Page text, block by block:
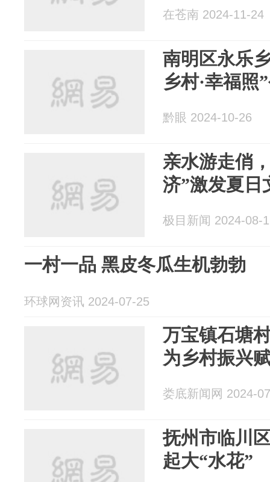
在苍南 2024-11-24
南明区永乐
乡村·幸福照
黔眼 2024-10-26
亲水游走俏
济”激发夏日
极目新闻 2024-08-
一村一品 黑皮冬瓜生机勃勃
环球网资讯 2024-07-25
万宝镇石塘
为乡村振兴
娄底新闻网 2024-
抚州市临川
起大“水花”